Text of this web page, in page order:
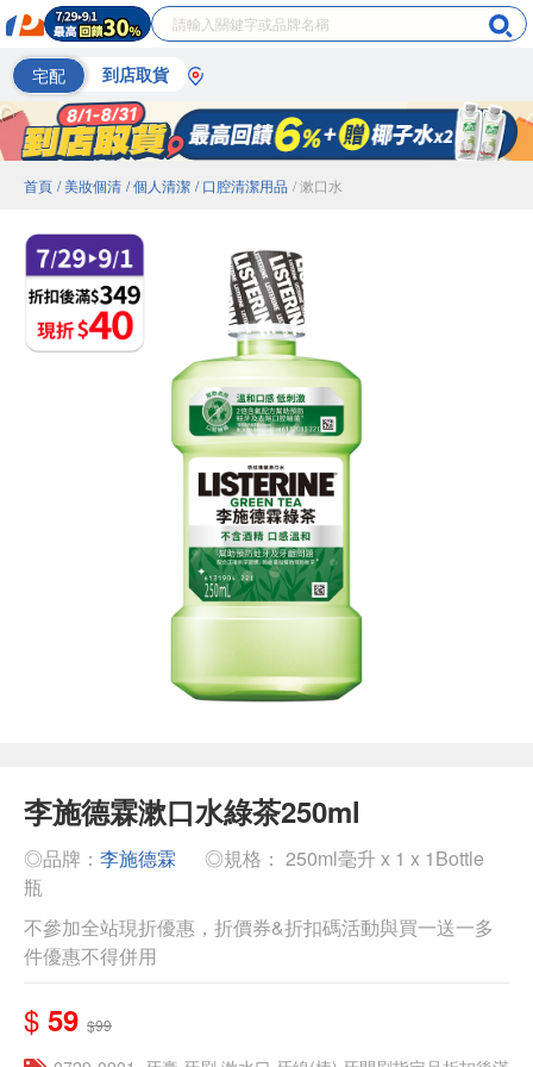
宅配 到店取貨
首頁 / 美妝個清 / 個人清潔 / 口腔清潔用品 / 漱口水
李施德霖漱口水綠茶250ml
◎品牌： 李施德霖
◎規格： 250ml毫升 x 1 x 1Bottle
瓶
不參加全站現折優惠，折價券&折扣碼活動與買一送一多
件優惠不得併用
$ 59 $99